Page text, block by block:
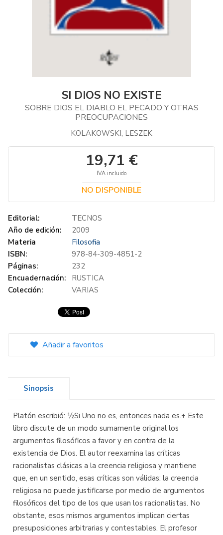
SI DIOS NO EXISTE
SOBRE DIOS EL DIABLO EL PECADO Y OTRAS
PREOCUPACIONES
KOLAKOWSKI, LESZEK
19,71 €
IVA incluido
NO DISPONIBLE
Editorial:
TECNOS
Año de edición:
2009
Materia
Filosofia
ISBN:
978-84-309-4851-2
Páginas:
232
Encuadernación:
RUSTICA
Colección:
VARIAS
Añadir a favoritos
Sinopsis
Platón escribió: ½Si Uno no es, entonces nada es.+ Este
libro discute de un modo sumamente original los
argumentos filosóficos a favor y en contra de la
existencia de Dios. El autor reexamina las críticas
racionalistas clásicas a la creencia religiosa y mantiene
que, en un sentido, esas críticas son válidas: la creencia
religiosa no puede justificarse por medio de argumentos
filosóficos del tipo de los que usan los racionalistas. No
obstante, esos mismos argumentos implican ciertas
presuposiciones arbitrarias y contestables. El profesor